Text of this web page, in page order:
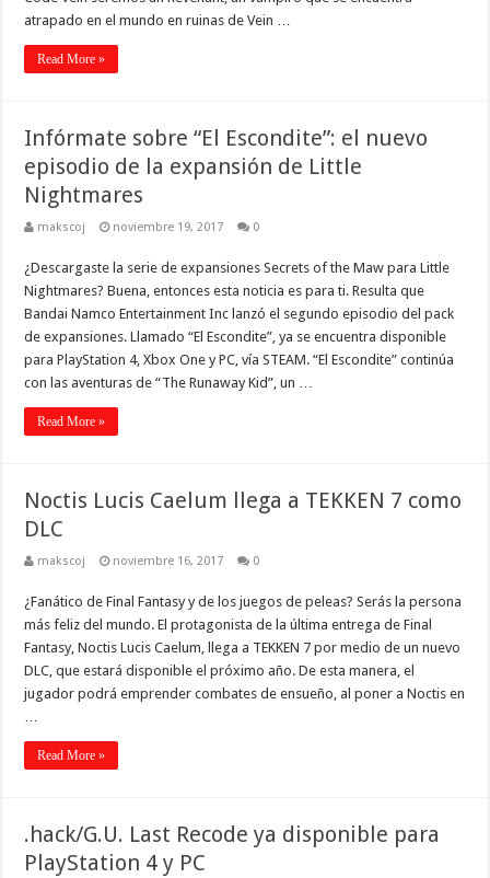
atrapado en el mundo en ruinas de Vein …
Read More »
Infórmate sobre “El Escondite”: el nuevo
episodio de la expansión de Little
Nightmares
makscoj noviembre 19, 2017 0
¿Descargaste la serie de expansiones Secrets of the Maw para Little
Nightmares? Buena, entonces esta noticia es para ti. Resulta que
Bandai Namco Entertainment Inc lanzó el segundo episodio del pack
de expansiones. Llamado “El Escondite”, ya se encuentra disponible
para PlayStation 4, Xbox One y PC, vía STEAM. “El Escondite” continúa
con las aventuras de “The Runaway Kid”, un …
Read More »
Noctis Lucis Caelum llega a TEKKEN 7 como
DLC
makscoj noviembre 16, 2017 0
¿Fanático de Final Fantasy y de los juegos de peleas? Serás la persona
más feliz del mundo. El protagonista de la última entrega de Final
Fantasy, Noctis Lucis Caelum, llega a TEKKEN 7 por medio de un nuevo
DLC, que estará disponible el próximo año. De esta manera, el
jugador podrá emprender combates de ensueño, al poner a Noctis en
…
Read More »
.hack/G.U. Last Recode ya disponible para
PlayStation 4 y PC